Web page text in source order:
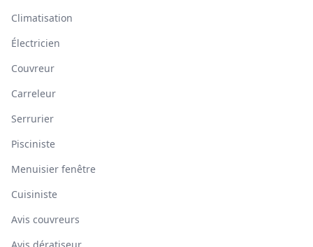
Climatisation
Électricien
Couvreur
Carreleur
Serrurier
Pisciniste
Menuisier fenêtre
Cuisiniste
Avis couvreurs